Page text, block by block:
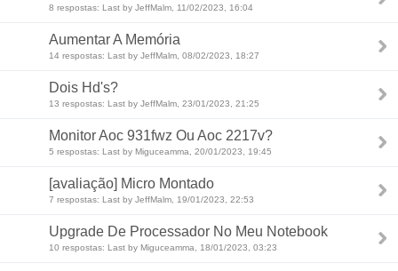
8 respostas: Last by JeffMalm, 11/02/2023, 16:04
Aumentar A Memória
14 respostas: Last by JeffMalm, 08/02/2023, 18:27
Dois Hd's?
13 respostas: Last by JeffMalm, 23/01/2023, 21:25
Monitor Aoc 931fwz Ou Aoc 2217v?
5 respostas: Last by Miguceamma, 20/01/2023, 19:45
[avaliação] Micro Montado
7 respostas: Last by JeffMalm, 19/01/2023, 22:53
Upgrade De Processador No Meu Notebook
10 respostas: Last by Miguceamma, 18/01/2023, 03:23